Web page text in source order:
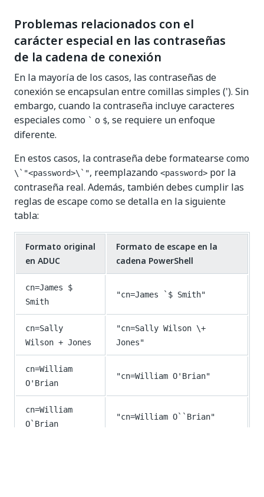
Problemas relacionados con el
carácter especial en las contraseñas
de la cadena de conexión
En la mayoría de los casos, las contraseñas de
conexión se encapsulan entre comillas simples ('). Sin
embargo, cuando la contraseña incluye caracteres
especiales como ` o $, se requiere un enfoque
diferente.
En estos casos, la contraseña debe formatearse como
\`"<password>\`", reemplazando <password> por la
contraseña real. Además, también debes cumplir las
reglas de escape como se detalla en la siguiente
tabla:
Formato original
en ADUC
Formato de escape en la
cadena PowerShell
cn=James $
Smith
"cn=James `$ Smith"
cn=Sally
Wilson + Jones
"cn=Sally Wilson \+
Jones"
cn=William
O'Brian
"cn=William O'Brian"
cn=William
O`Brian
"cn=William O``Brian"